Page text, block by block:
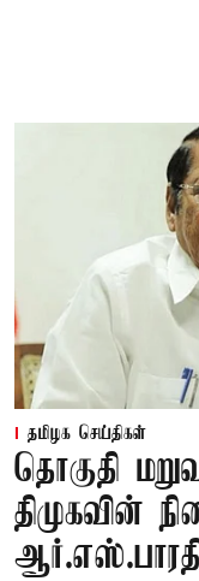
தமிழக செய்திகள்
தொகுதி
திமுகவின்